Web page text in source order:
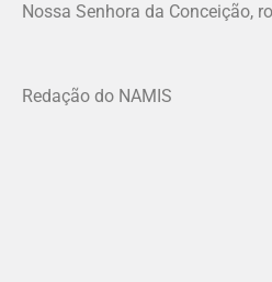
Nossa Senhora da Conceição,
Redação do NAMIS